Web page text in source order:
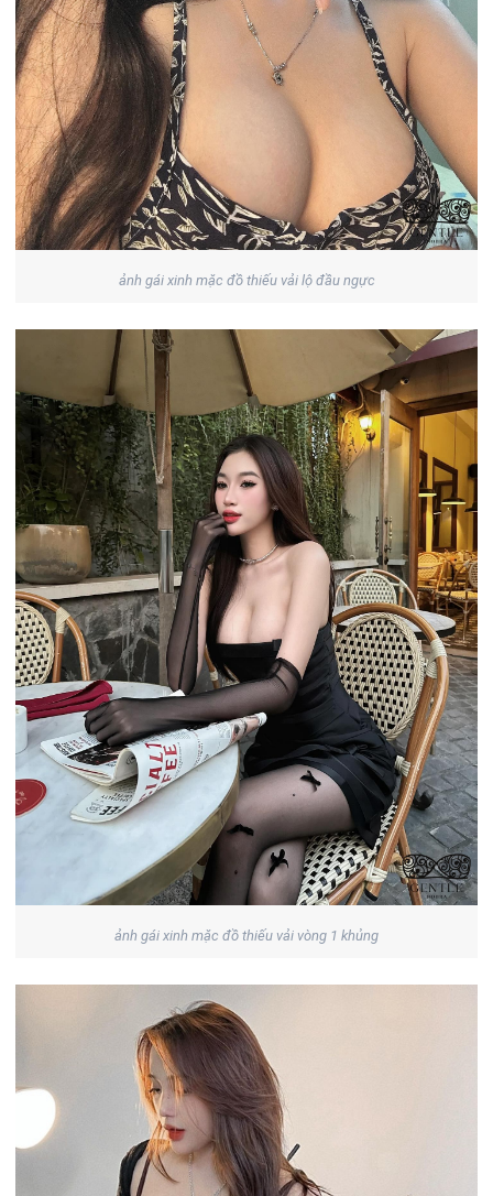
ảnh gái xinh mặc đồ thiếu vải lộ đầu ngực
ảnh gái xinh mặc đồ thiếu vải vòng 1 khủng